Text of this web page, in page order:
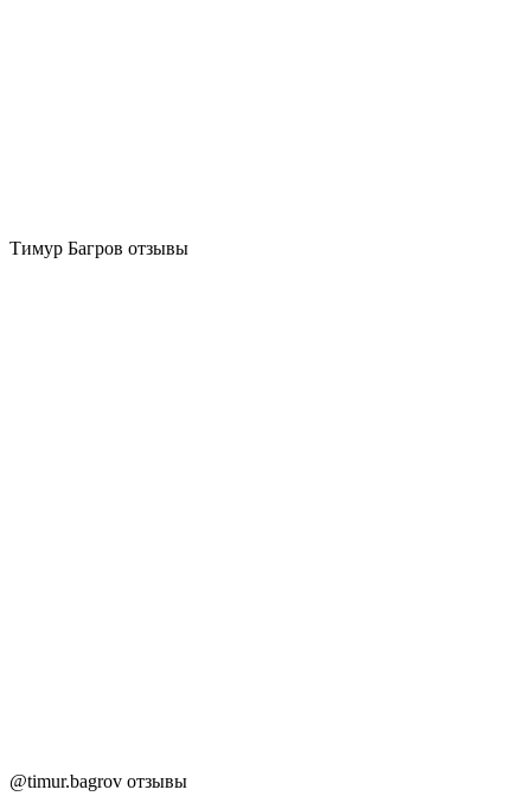
Тимур Багров отзывы
@timur.bagrov отзывы